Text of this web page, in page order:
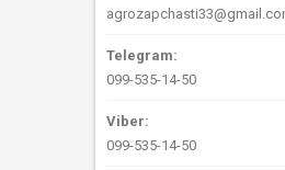
099-535-14-50
099-535-14-50